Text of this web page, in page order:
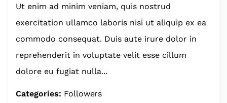
Ut enim ad minim veniam, quis nostrud
exercitation ullamco laboris nisi ut aliquip ex ea
commodo consequat. Duis aute irure dolor in
reprehenderit in voluptate velit esse cillum
dolore eu fugiat nulla...
Categories: Followers